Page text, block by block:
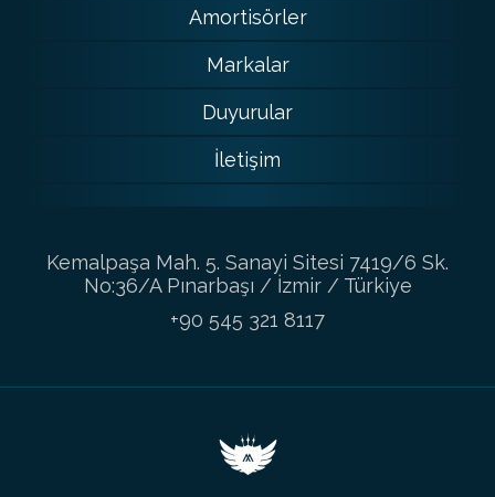
Amortisörler
Markalar
Duyurular
İletişim
Kemalpaşa Mah. 5. Sanayi Sitesi 7419/6 Sk.
No:36/A Pınarbaşı / İzmir / Türkiye
+90 545 321 8117